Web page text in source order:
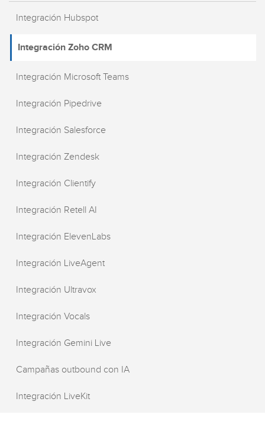
Integración Hubspot
Integración Zoho CRM
Integración Microsoft Teams
Integración Pipedrive
Integración Salesforce
Integración Zendesk
Integración Clientify
Integración Retell AI
Integración ElevenLabs
Integración LiveAgent
Integración Ultravox
Integración Vocals
Integración Gemini Live
Campañas outbound con IA
Integración LiveKit